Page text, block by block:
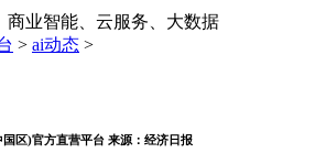
业智能、云服务、大数据
> ai动态 >
国区)官方直营平台 来源： 经济日报